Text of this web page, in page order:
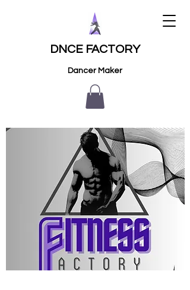
DNCE FACTORY
Dancer Maker